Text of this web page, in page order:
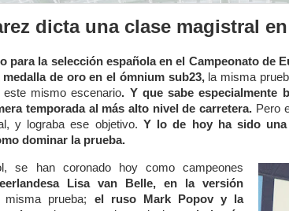
dicta una clase magistral
para la selección española en el Campeonato de
de oro en el ómnium sub23,la misma
mismo escenario. Y que sabe especialmente
temporada al más alto nivel de carretera. Pero
y lograba ese objetivo. Y lo de hoy ha sido una
dominar la prueba.
se han coronado hoy como campeones
Lisa van Belle, en la versión
prueba; el ruso Mark Popov y la